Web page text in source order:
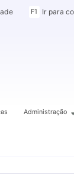
Ir para
F1
Administração